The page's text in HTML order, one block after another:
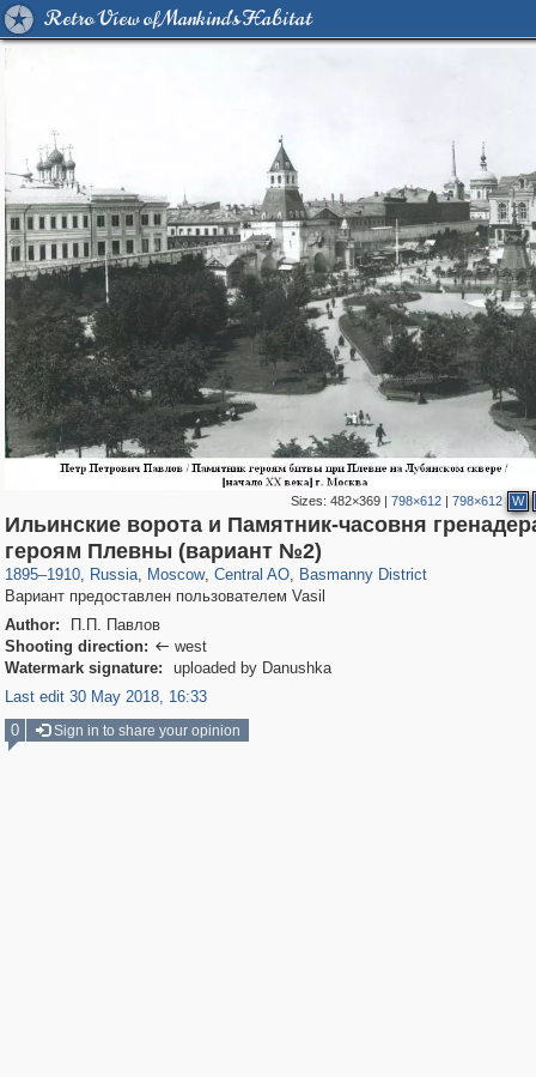
Retro View of Mankind's Habitat
Sizes:482×369 |798×612 |798×612 W
Ильинские ворота и Памятник-часовня
героям Плевны (вариант №2)
1895–1910, Russia
1,407,206 29,248
, Moscow
319,878 8,286
, Central AO
160,021 5,916
, Basmanny District
13,204
Вариант предоставлен пользователем Vasil
Author:
П.П. Павлов
Shooting direction:  west
Watermark signature:
uploaded by Danushka
Last edit 30 May 2018, 16:33
0
Sign in to share your opinion